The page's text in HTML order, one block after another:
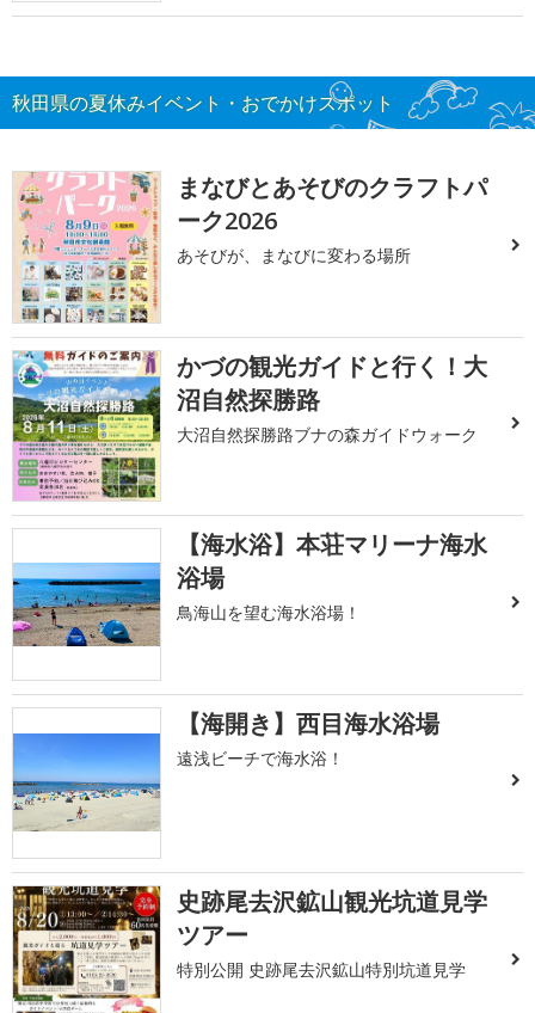
秋田県の夏休みイベント・おでかけスポット
まなびとあそびのクラフトパ
ーク2026
あそびが、まなびに変わる場所
かづの観光ガイドと行く！大
沼自然探勝路
大沼自然探勝路ブナの森ガイドウォーク
【海水浴】本荘マリーナ海水
浴場
鳥海山を望む海水浴場！
【海開き】西目海水浴場
遠浅ビーチで海水浴！
史跡尾去沢鉱山観光坑道見学
ツアー
特別公開 史跡尾去沢鉱山特別坑道見学